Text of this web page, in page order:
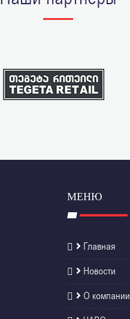
МЕНЮ
Главная
Новости
О компании